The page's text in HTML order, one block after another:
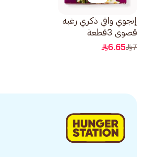
إنجوي واقي ذكري رغبة
قصوى 3قطعة
7
6.65